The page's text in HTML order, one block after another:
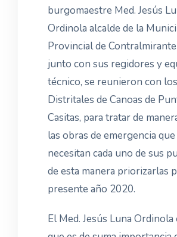
burgomaestre Med. Jesús
Ordinola alcalde de la
Provincial de
junto con sus regidores y
técnico, se reunieron con
Distritales de Canoas de
Casitas, para tratar de
las obras de emergencia que
necesitan cada uno de sus
de esta manera priorizarlas
presente año 2020.
El Med. Jesús Luna